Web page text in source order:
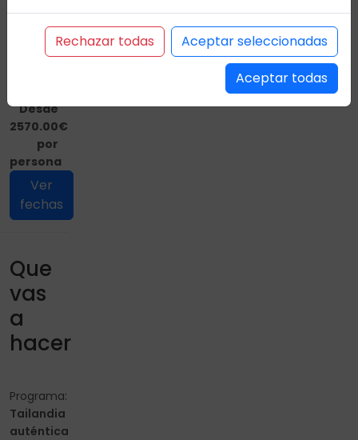
Incluye
incluye
Desde
2570.00€
por
persona
Ver
fechas
Que
vas
a
hacer
Programa:
Tailandia
auténtica
Rechazar todas
Aceptar seleccionadas
Aceptar todas